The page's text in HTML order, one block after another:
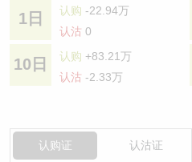
1日 认购 -22.94万
认沽 0
10日 认购 +83.21万
认沽 -2.33万
认购证 认沽证